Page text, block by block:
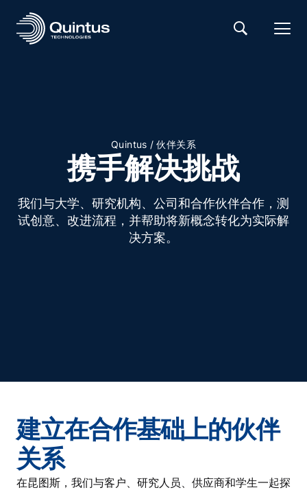
Quintus / 伙伴关系
携手解决挑战
我们与大学、研究机构、公司和合作伙伴合作，测
试创意、改进流程，并帮助将新概念转化为实际解
决方案。
建立在合作基础上的伙伴
关系
在昆图斯，我们与客户、研究人员、供应商和学生一起探